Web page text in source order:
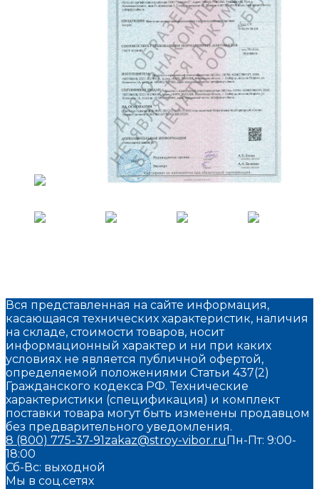
Вся представленная на сайте информация,
касающаяся технических характеристик, наличия
на складе, стоимости товаров, носит
информационный характер и ни при каких
условиях не является публичной офертой,
определяемой положениями Статьи 437(2)
Гражданского кодекса РФ. Технические
характеристики (спецификация) и комплект
поставки товара могут быть изменены продавцом
без предварительного уведомления.
8 (800) 775-37-91 zakaz@stroy-vibor.ru Пн-Пт: 9:00-
18:00
Сб-Вс: выходной
Мы в соц.сетях